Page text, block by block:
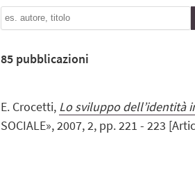
85pubblicazioni
E. Crocetti, Lo sviluppo dell’identità
SOCIALE», 2007, 2, pp. 221 - 223